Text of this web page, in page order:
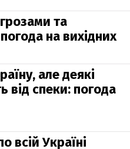
та
на вихідних
але деякі
від спеки: погода
всій Україні